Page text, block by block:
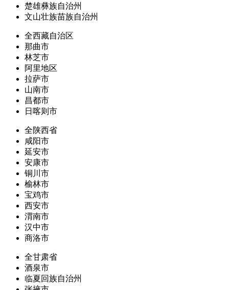
楚雄彝族自治州
文山壮族苗族自治州
全西藏自治区
那曲市
林芝市
阿里地区
拉萨市
山南市
昌都市
日喀则市
全陕西省
咸阳市
延安市
安康市
铜川市
榆林市
宝鸡市
西安市
渭南市
汉中市
商洛市
全甘肃省
酒泉市
临夏回族自治州